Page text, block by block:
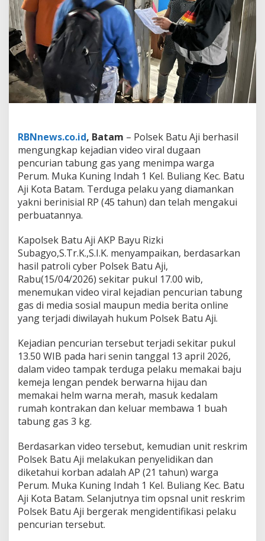
k
C
e
p
t
T
n
g
p
P
e
l
a
k
u
P
c
u
r
i
a
n
T
a
b
n
g
G
a
s
V
i
,
K
a
s
u
s
B
e
RBNnews.co.id, Batam – Polsek Batu Aji berhasil
mengungkap kejadian video viral dugaan
pencurian tabung gas yang menimpa warga
Perum. Muka Kuning Indah 1 Kel. Buliang Kec. Batu
Aji Kota Batam. Terduga pelaku yang diamankan
yakni berinisial RP (45 tahun) dan telah mengakui
perbuatannya.
Kapolsek Batu Aji AKP Bayu Rizki
Subagyo,S.Tr.K.,S.I.K. menyampaikan, berdasarkan
hasil patroli cyber Polsek Batu Aji,
Rabu(15/04/2026) sekitar pukul 17.00 wib,
menemukan video viral kejadian pencurian tabung
gas di media sosial maupun media berita online
yang terjadi diwilayah hukum Polsek Batu Aji.
Kejadian pencurian tersebut terjadi sekitar pukul
13.50 WIB pada hari senin tanggal 13 april 2026,
dalam video tampak terduga pelaku memakai baju
kemeja lengan pendek berwarna hijau dan
memakai helm warna merah, masuk kedalam
rumah kontrakan dan keluar membawa 1 buah
tabung gas 3 kg.
Berdasarkan video tersebut, kemudian unit reskrim
Polsek Batu Aji melakukan penyelidikan dan
diketahui korban adalah AP (21 tahun) warga
Perum. Muka Kuning Indah 1 Kel. Buliang Kec. Batu
Aji Kota Batam. Selanjutnya tim opsnal unit reskrim
Polsek Batu Aji bergerak mengidentifikasi pelaku
pencurian tersebut.